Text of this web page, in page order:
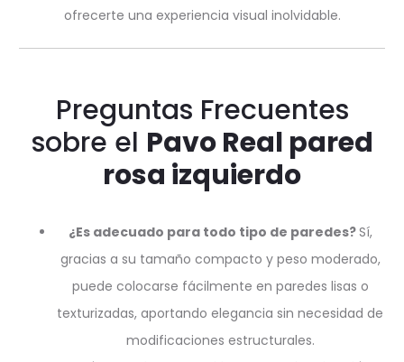
ofrecerte una experiencia visual inolvidable.
Preguntas Frecuentes
sobre el Pavo Real pared
rosa izquierdo
¿Es adecuado para todo tipo de paredes?Sí,
gracias a su tamaño compacto y peso moderado,
puede colocarse fácilmente en paredes lisas o
texturizadas, aportando elegancia sin necesidad de
modificaciones estructurales.